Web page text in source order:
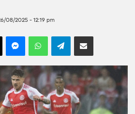
08/2025 - 12:19 pm
X MessengerWhatsAppTelegramCompartilhar por e-mail